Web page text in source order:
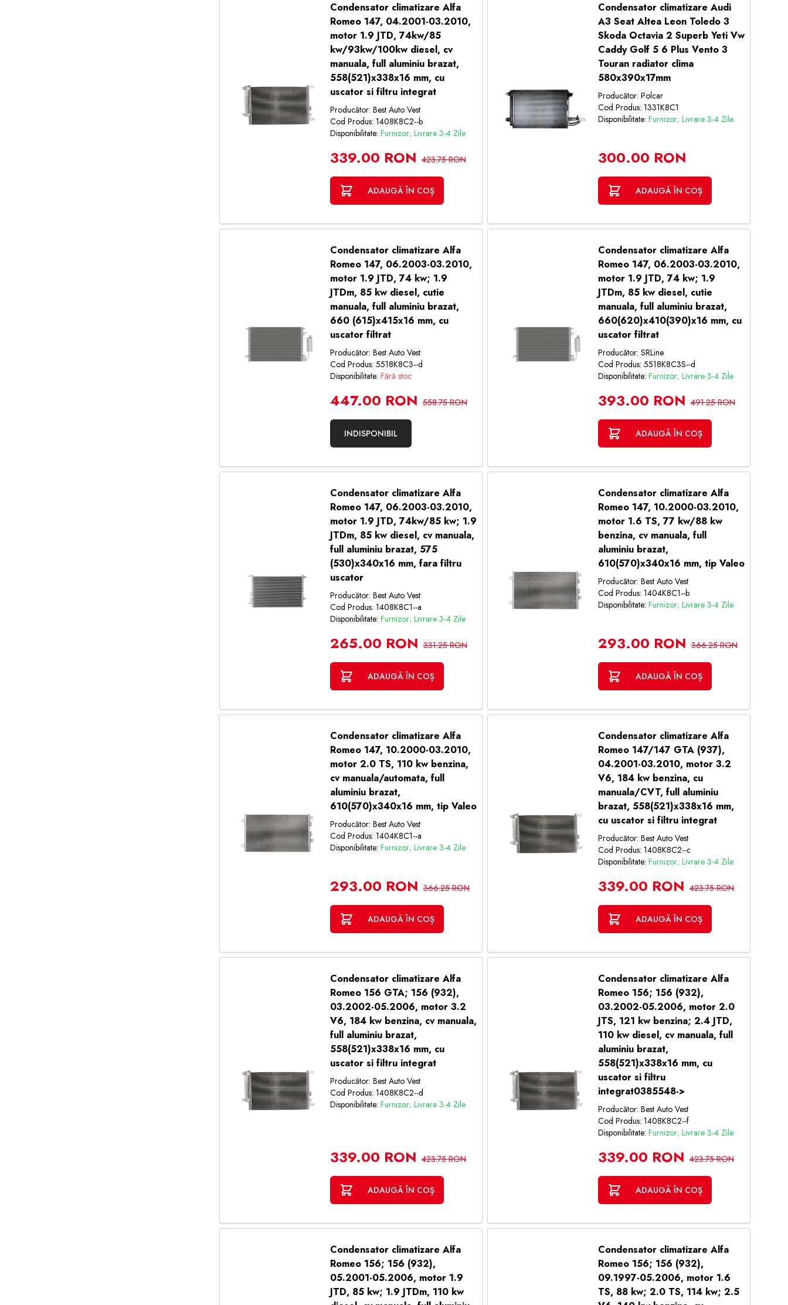
Condensator climatizare Alfa
Romeo 147, 04.2001-03.2010,
motor 1.9 JTD, 74kw/85
kw/93kw/100kw diesel, cv
manuala, full aluminiu brazat,
558(521)x338x16 mm, cu
uscator si filtru integrat
Producător: Best Auto Vest
Cod Produs: 1408K8C2--b
Disponibilitate: Furnizor; Livrare 3-4 Zile
339.00 RON 423.75 RON
ADAUGĂ ÎN COȘ
Condensator climatizare Audi
A3 Seat Altea Leon Toledo 3
Skoda Octavia 2 Superb Yeti Vw
Caddy Golf 5 6 Plus Vento 3
Touran radiator clima
580x390x17mm
Producător: Polcar
Cod Produs: 1331K8C1
Disponibilitate: Furnizor; Livrare 3-4 Zile
300.00 RON
ADAUGĂ ÎN COȘ
Condensator climatizare Alfa
Romeo 147, 06.2003-03.2010,
motor 1.9 JTD, 74 kw; 1.9
JTDm, 85 kw diesel, cutie
manuala, full aluminiu brazat,
660 (615)x415x16 mm, cu
uscator filtrat
Producător: Best Auto Vest
Cod Produs: 5518K8C3--d
Disponibilitate: Fără stoc
447.00 RON 558.75 RON
INDISPONIBIL
Condensator climatizare Alfa
Romeo 147, 06.2003-03.2010,
motor 1.9 JTD, 74 kw; 1.9
JTDm, 85 kw diesel, cutie
manuala, full aluminiu brazat,
660(620)x410(390)x16 mm, cu
uscator filtrat
Producător: SRLine
Cod Produs: 5518K8C3S--d
Disponibilitate: Furnizor; Livrare 3-4 Zile
393.00 RON 491.25 RON
ADAUGĂ ÎN COȘ
Condensator climatizare Alfa
Romeo 147, 06.2003-03.2010,
motor 1.9 JTD, 74kw/85 kw; 1.9
JTDm, 85 kw diesel, cv manuala,
full aluminiu brazat, 575
(530)x340x16 mm, fara filtru
uscator
Producător: Best Auto Vest
Cod Produs: 1408K8C1--a
Disponibilitate: Furnizor; Livrare 3-4 Zile
265.00 RON 331.25 RON
ADAUGĂ ÎN COȘ
Condensator climatizare Alfa
Romeo 147, 10.2000-03.2010,
motor 1.6 TS, 77 kw/88 kw
benzina, cv manuala, full
aluminiu brazat,
610(570)x340x16 mm, tip Valeo
Producător: Best Auto Vest
Cod Produs: 1404K8C1--b
Disponibilitate: Furnizor; Livrare 3-4 Zile
293.00 RON 366.25 RON
ADAUGĂ ÎN COȘ
Condensator climatizare Alfa
Romeo 147, 10.2000-03.2010,
motor 2.0 TS, 110 kw benzina,
cv manuala/automata, full
aluminiu brazat,
610(570)x340x16 mm, tip Valeo
Producător: Best Auto Vest
Cod Produs: 1404K8C1--a
Disponibilitate: Furnizor; Livrare 3-4 Zile
293.00 RON 366.25 RON
ADAUGĂ ÎN COȘ
Condensator climatizare Alfa
Romeo 147/147 GTA (937),
04.2001-03.2010, motor 3.2
V6, 184 kw benzina, cu
manuala/CVT, full aluminiu
brazat, 558(521)x338x16 mm,
cu uscator si filtru integrat
Producător: Best Auto Vest
Cod Produs: 1408K8C2--c
Disponibilitate: Furnizor; Livrare 3-4 Zile
339.00 RON 423.75 RON
ADAUGĂ ÎN COȘ
Condensator climatizare Alfa
Romeo 156 GTA; 156 (932),
03.2002-05.2006, motor 3.2
V6, 184 kw benzina, cv manuala,
full aluminiu brazat,
558(521)x338x16 mm, cu
uscator si filtru integrat
Producător: Best Auto Vest
Cod Produs: 1408K8C2--d
Disponibilitate: Furnizor; Livrare 3-4 Zile
339.00 RON 423.75 RON
ADAUGĂ ÎN COȘ
Condensator climatizare Alfa
Romeo 156; 156 (932),
03.2002-05.2006, motor 2.0
JTS, 121 kw benzina; 2.4 JTD,
110 kw diesel, cv manuala, full
aluminiu brazat,
558(521)x338x16 mm, cu
uscator si filtru
integrat0385548->
Producător: Best Auto Vest
Cod Produs: 1408K8C2--f
Disponibilitate: Furnizor; Livrare 3-4 Zile
339.00 RON 423.75 RON
ADAUGĂ ÎN COȘ
Condensator climatizare Alfa
Romeo 156; 156 (932),
05.2001-05.2006, motor 1.9
JTD, 85 kw; 1.9 JTDm, 110 kw
Condensator climatizare Alfa
Romeo 156; 156 (932),
09.1997-05.2006, motor 1.6
TS, 88 kw; 2.0 TS, 114 kw; 2.5